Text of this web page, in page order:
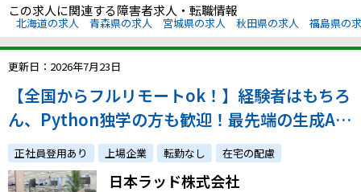
この求人に関連する障害者求人・転職情報
北海道の求人 青森県の求人 宮城県の求人 秋田県の求人 福島県の
更新日：2026年7月23日
【全国からフルリモートok！】経験者はもちろ
ん、Python独学の方も歓迎！最先端の生成AI
検証・自社開発に携わることができます♪
正社員登用あり 上場企業 転勤なし 在宅の配慮
日本ラッド株式会社